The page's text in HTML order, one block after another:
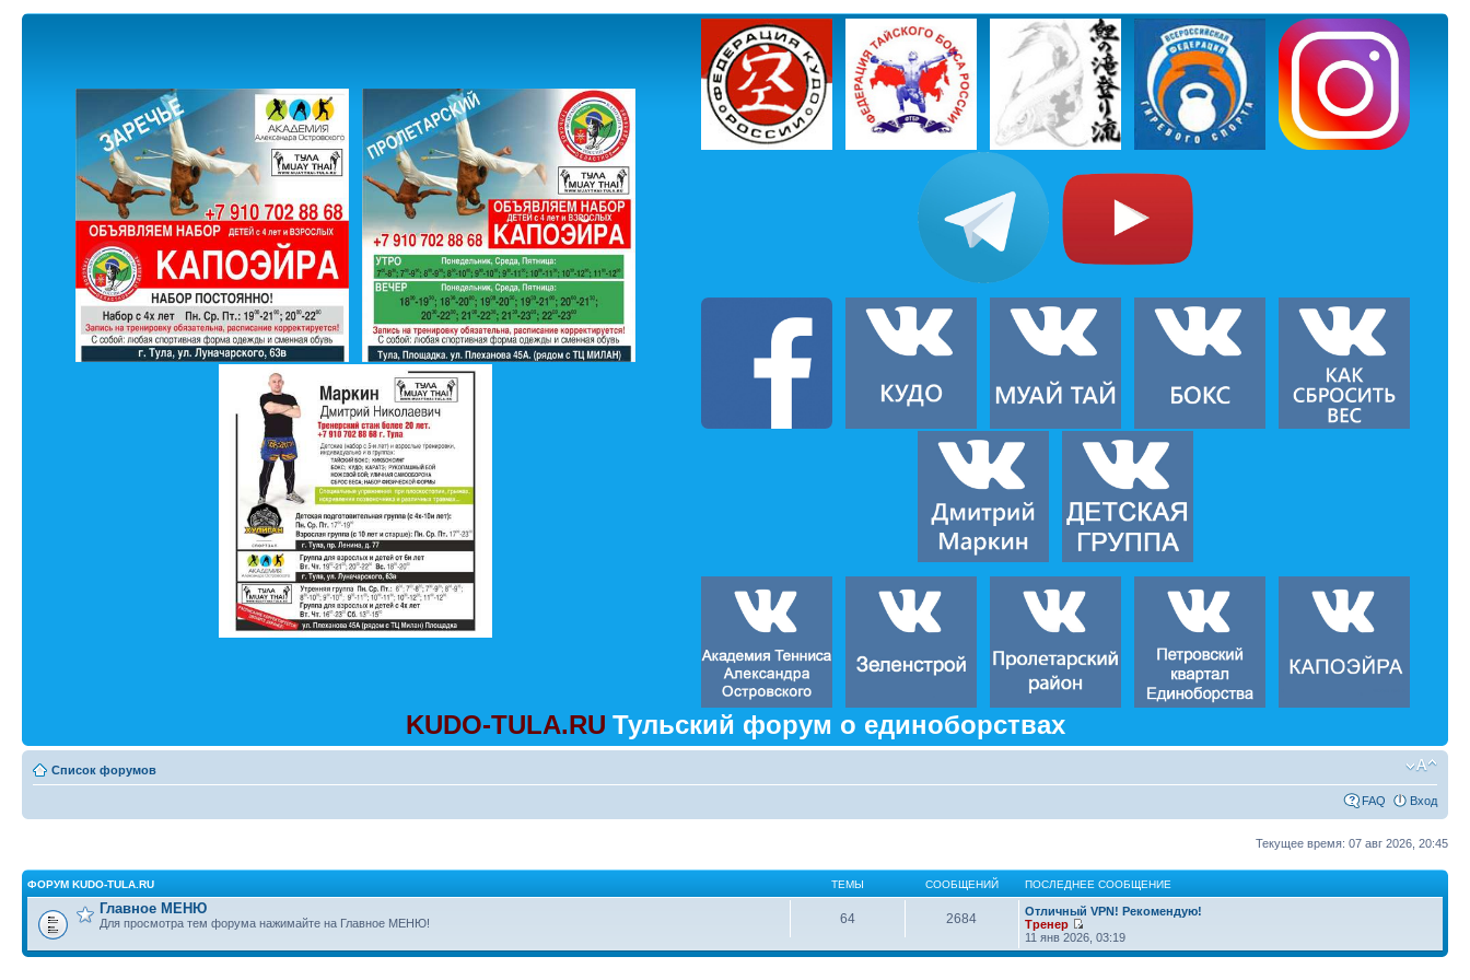
KUDO-TULA.RU Тульский форум о единоборствах
Список форумов
FAQ Вход
Текущее время: 07 авг 2026, 20:45
ФОРУМ KUDO-TULA.RU ТЕМЫ СООБЩЕНИЙ ПОСЛЕДНЕЕ СООБЩЕНИЕ
Главное МЕНЮ
Для просмотра тем форума нажимайте на Главное МЕНЮ! 64 2684
Отличный VPN! Рекомендую!
Тренер
11 янв 2026, 03:19